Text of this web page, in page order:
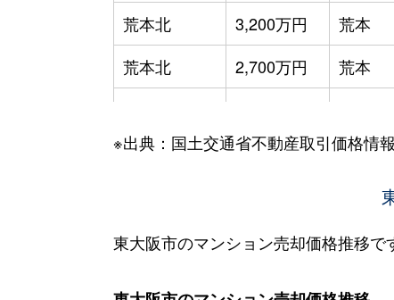
荒本北
3,200万円 荒本
荒本北
2,700万円 荒本
出雲井本町
1,400万円 枚岡
若江岩
岩田町
3,200万円 若江岩
※出典：国土交通省不動産取引価格情
東大阪市のマンション売却価格推移で